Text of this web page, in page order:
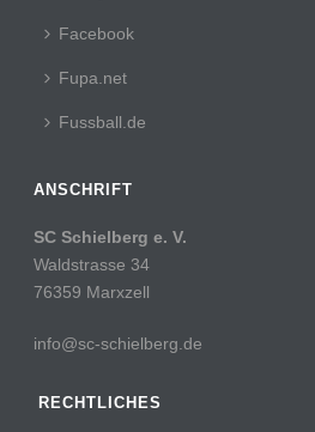
Facebook
Fupa.net
Fussball.de
ANSCHRIFT
SC Schielberg e. V.
Waldstrasse 34
76359 Marxzell
info@sc-schielberg.de
RECHTLICHES